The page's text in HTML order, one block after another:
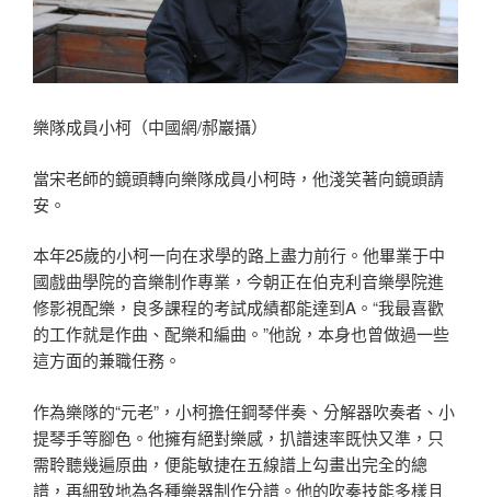
樂隊成員小柯（中國網/郝巖攝）
當宋老師的鏡頭轉向樂隊成員小柯時，他淺笑著向鏡頭請
安。
本年25歲的小柯一向在求學的路上盡力前行。他畢業于中
國戲曲學院的音樂制作專業，今朝正在伯克利音樂學院進
修影視配樂，良多課程的考試成績都能達到A。“我最喜歡
的工作就是作曲、配樂和編曲。”他說，本身也曾做過一些
這方面的兼職任務。
作為樂隊的“元老”，小柯擔任鋼琴伴奏、分解器吹奏者、小
提琴手等腳色。他擁有絕對樂感，扒譜速率既快又準，只
需聆聽幾遍原曲，便能敏捷在五線譜上勾畫出完全的總
譜，再細致地為各種樂器制作分譜。他的吹奏技能多樣且